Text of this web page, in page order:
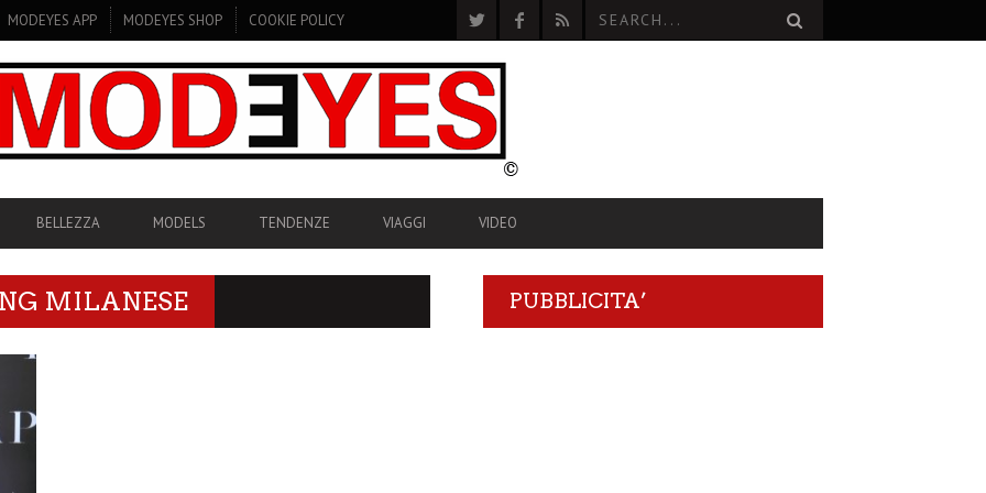
MODEYES APP MODEYES SHOP COOKIE POLICY
BELLEZZA MODELS TENDENZE VIAGGI VIDEO
MILANESE PUBBLICITA’